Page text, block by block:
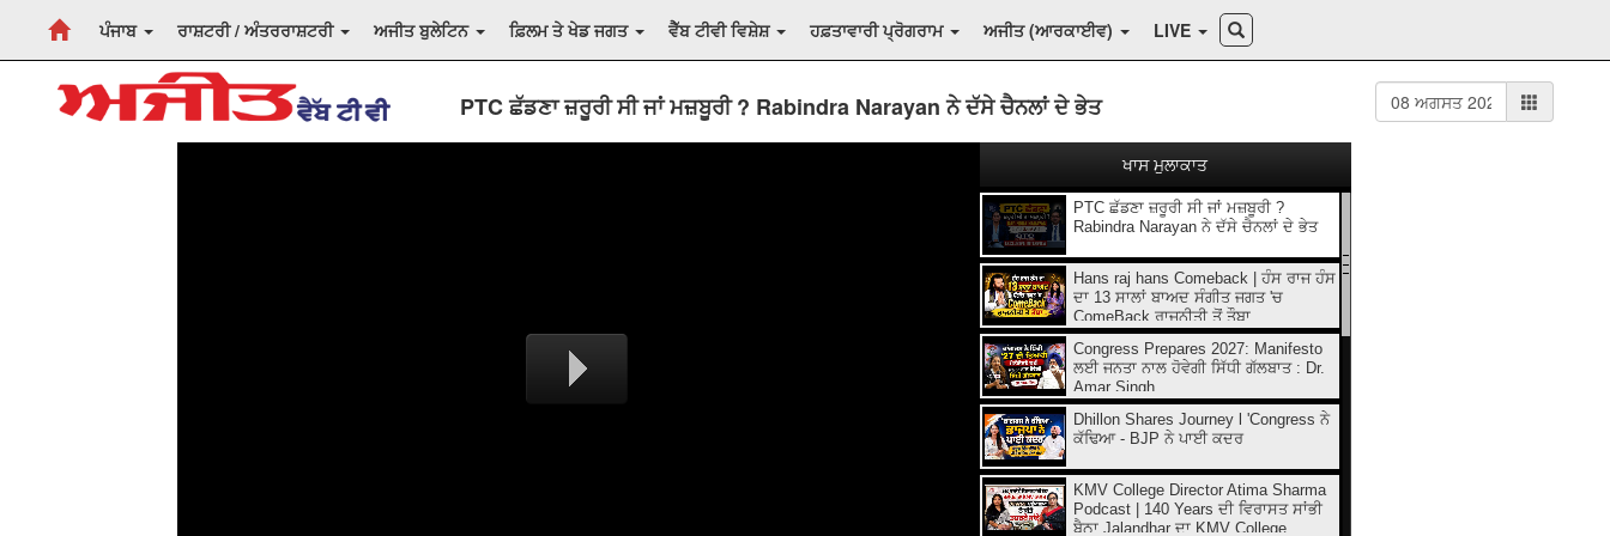
ਪੰਜਾਬ ਰਾਸ਼ਟਰੀ / ਅੰਤਰਰਾਸ਼ਟਰੀ ਅਜੀਤ ਬੁਲੇਟਿਨ ਫ਼ਿਲਮ ਤੇ ਖੇਡ ਜਗਤ ਵੈੱਬ ਟੀਵੀ ਵਿਸ਼ੇਸ਼ ਹਫ਼ਤਾਵਾਰੀ ਪ੍ਰੋਗਰਾਮ ਅਜੀਤ (ਆਰਕਾਈਵ) LIVE
PTC ਛੱਡਣਾ ਜ਼ਰੂਰੀ ਸੀ ਜਾਂ ਮਜ਼ਬੂਰੀ ? Rabindra Narayan ਨੇ ਦੱਸੇ ਚੈਨਲਾਂ ਦੇ ਭੇਤ
PTC ਛੱਡਣਾ ਜ਼ਰੂਰੀ ਸੀ ਜਾਂ ਮਜ਼ਬੂਰੀ ?
Rabindra Narayan ਨੇ ਦੱਸੇ ਚੈਨਲਾਂ ਦੇ ਭੇਤ
Hans raj hans Comeback | ਹੰਸ ਰਾਜ ਹੰਸ
ਦਾ 13 ਸਾਲਾਂ ਬਾਅਦ ਸੰਗੀਤ ਜਗਤ 'ਚ
ComeBack ਰਾਜਨੀਤੀ ਤੋਂ ਤੌਬਾ...
Congress Prepares 2027: Manifesto
ਲਈ ਜਨਤਾ ਨਾਲ ਹੋਵੇਗੀ ਸਿੱਧੀ ਗੱਲਬਾਤ : Dr.
Amar Singh
Dhillon Shares Journey l 'Congress ਨੇ
ਕੱਢਿਆ - BJP ਨੇ ਪਾਈ ਕਦਰ
KMV College Director Atima Sharma
Podcast | 140 Years ਦੀ ਵਿਰਾਸਤ ਸਾਂਭੀ
ਬੈਠਾ Jalandhar ਦਾ KMV College
ਖਾਸ ਮੁਲਾਕਾਤ